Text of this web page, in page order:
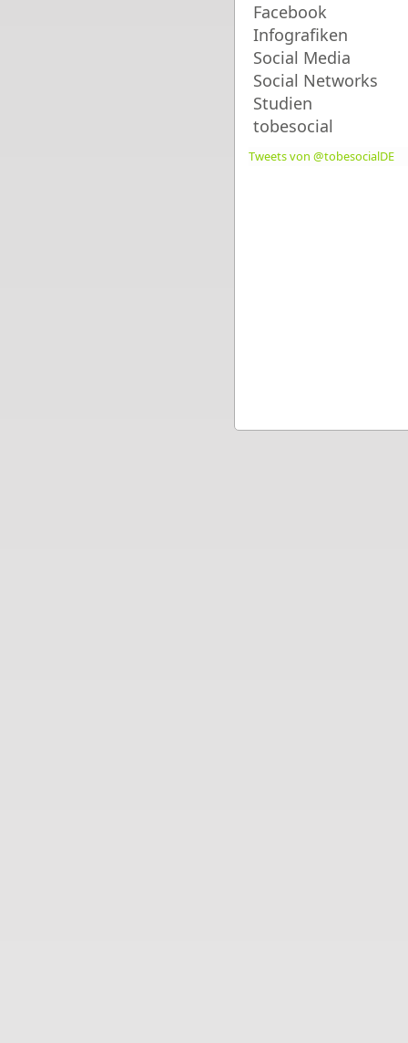
Facebook
Infografiken
Social Media
Social Networks
Studien
tobesocial
Tweets von @tobesocialDE